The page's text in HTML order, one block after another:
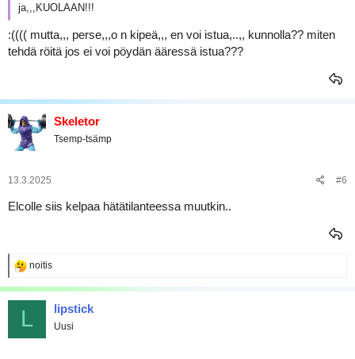
ja,,,KUOLAAN!!!
:(((( mutta,,, perse,,,o n kipeä,,, en voi istua,..,, kunnolla?? miten
tehdä röitä jos ei voi pöydän ääressä istua???
Skeletor
Tsemp-tsämp
13.3.2025 #6
Elcolle siis kelpaa hätätilanteessa muutkin..
R
a
k
i
o
noitis
L lipstick
Uusi